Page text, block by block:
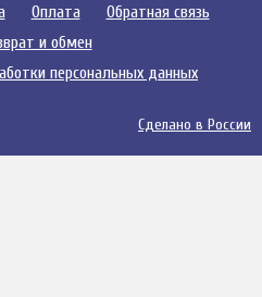
Оплата
Обратная связь
и обмен
персональных данных
Сделано в России